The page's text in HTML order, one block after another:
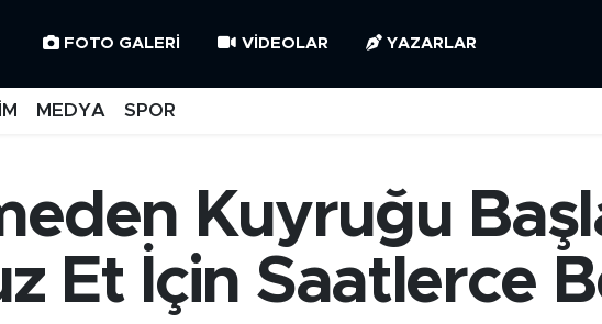
FOTO GALERI VIDEOLAR YAZARLAR
MEDYA SPOR
Kuyruğu
Et İçin Saatlerce